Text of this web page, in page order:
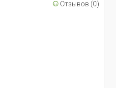
Уведомить меня